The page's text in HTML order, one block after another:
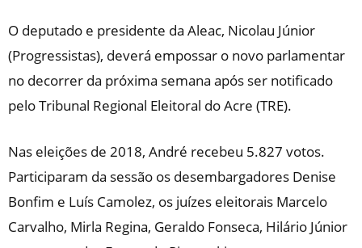
O deputado e presidente da Aleac, Nicolau Júnior
(Progressistas), deverá empossar o novo parlamentar
no decorrer da próxima semana após ser notificado
pelo Tribunal Regional Eleitoral do Acre (TRE).
Nas eleições de 2018, André recebeu 5.827 votos.
Participaram da sessão os desembargadores Denise
Bonfim e Luís Camolez, os juízes eleitorais Marcelo
Carvalho, Mirla Regina, Geraldo Fonseca, Hilário Júnior